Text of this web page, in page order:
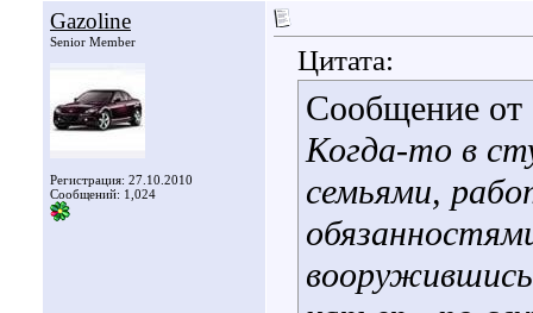
Gazoline
Senior Member
Регистрация: 27.10.2010
Сообщений: 1,024
Цитата:
Сообщение от
Когда-то в
семьями,